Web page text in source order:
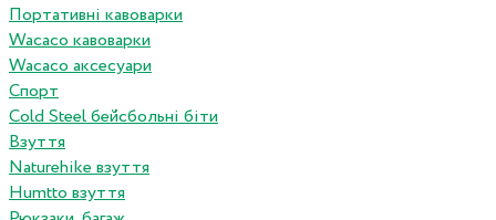
Портативні кавоварки
Wacaco кавоварки
Wacaco аксесуари
Спорт
Cold Steel бейсбольні біти
Взуття
Naturehike взуття
Humtto взуття